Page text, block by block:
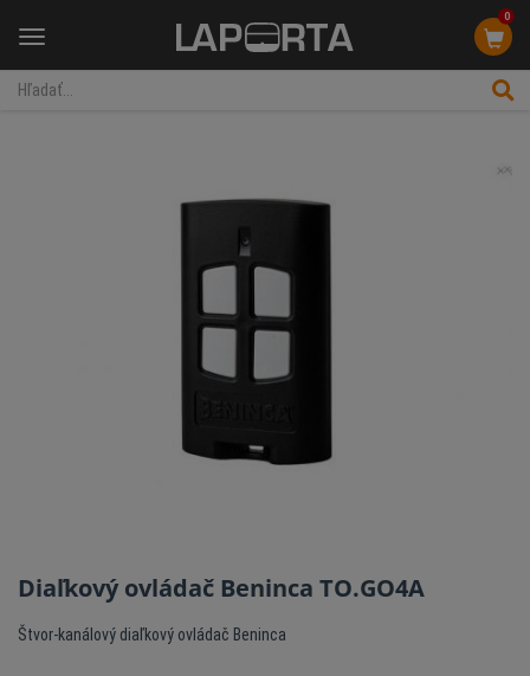
Menu
0
Diaľkový ovládač Beninca TO.GO4A
Štvor-kanálový diaľkový ovládač Beninca